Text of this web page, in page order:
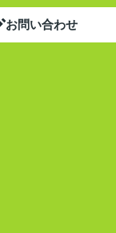
お問い合わせ